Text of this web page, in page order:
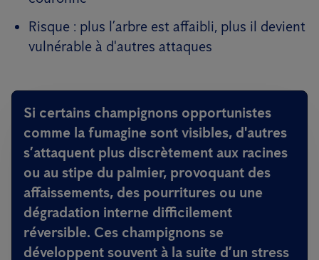
Risque : plus l’arbre est affaibli, plus il devient
vulnérable à d'autres attaques
Si certains champignons opportunistes
comme la fumagine sont visibles, d'autres
s’attaquent plus discrètement aux racines
ou au stipe du palmier, provoquant des
affaissements, des pourritures ou une
dégradation interne difficilement
réversible. Ces champignons se
développent souvent à la suite d’un stress